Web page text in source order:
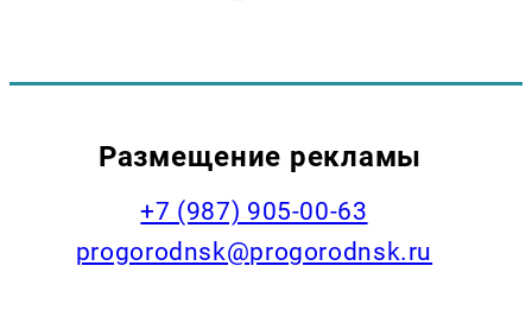
Размещение рекламы
+7 (987) 905-00-63
progorodnsk@progorodnsk.ru